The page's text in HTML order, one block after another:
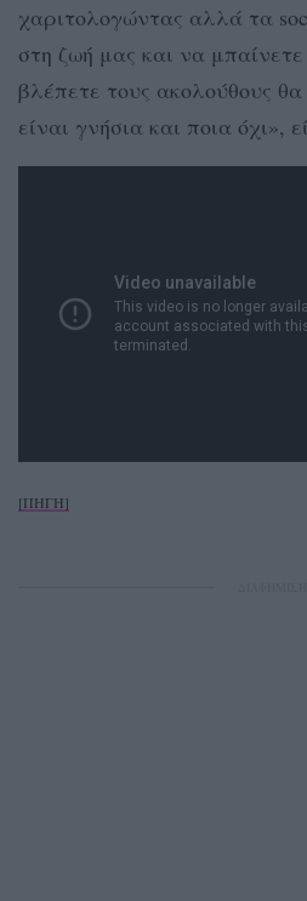
χαριτολογώντας αλλά τα
στη ζωή μας και να
βλέπετε τους ακολούθους
είναι γνήσια και ποια όχι»,
[ΠΗΓΗ]